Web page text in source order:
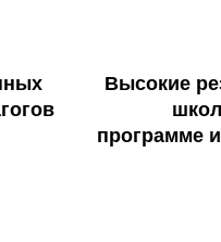
Высокие
программе